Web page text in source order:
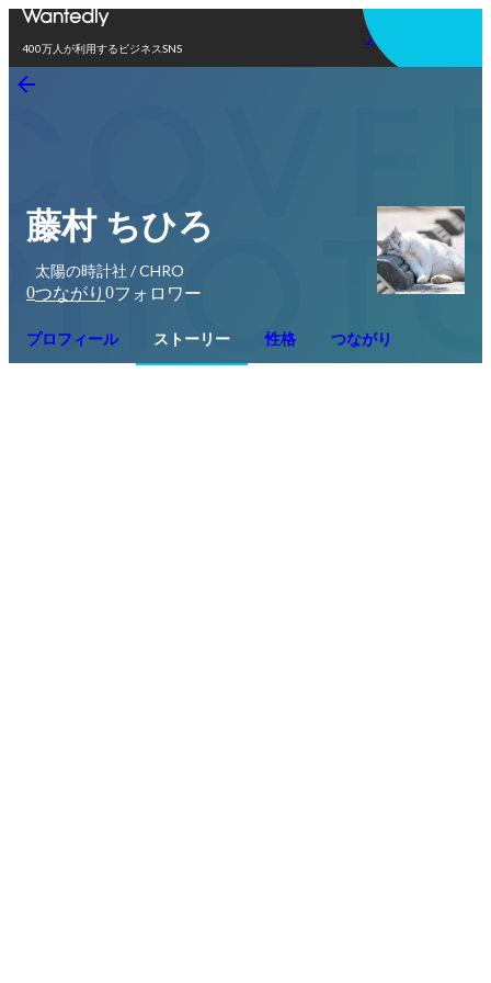
400万人が利用するビジネスSNS
アプリを使う
藤村 ちひろ
太陽の時計社 / CHRO
0つながり 0フォロワー
プロフィール ストーリー 性格 つながり